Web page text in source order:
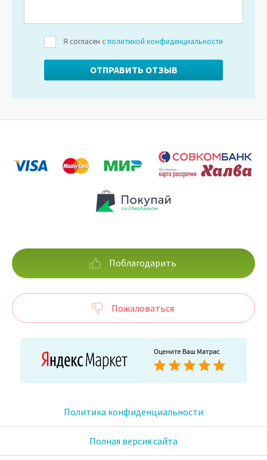
Я согласен сполитикой конфиденциальности
Политика конфиденциальности
Полная версия сайта
Поблагодарить
Пожаловаться